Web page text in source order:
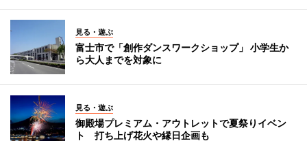
見る・遊ぶ
富士市で「創作ダンスワークショップ」 小学生か
ら大人までを対象に
見る・遊ぶ
御殿場プレミアム・アウトレットで夏祭りイベン
ト 打ち上げ花火や縁日企画も